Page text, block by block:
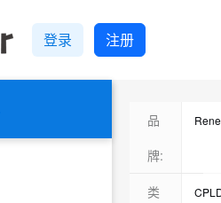
登录 注册
品
牌:
类